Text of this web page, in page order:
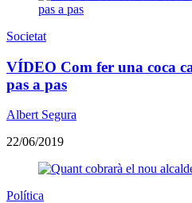
Societat
VÍDEO Com fer una coca
pas a pas
Albert Segura
22/06/2019
Política